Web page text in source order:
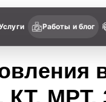
Работы и блог